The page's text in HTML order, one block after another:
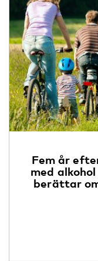
Fem år
med
berättar